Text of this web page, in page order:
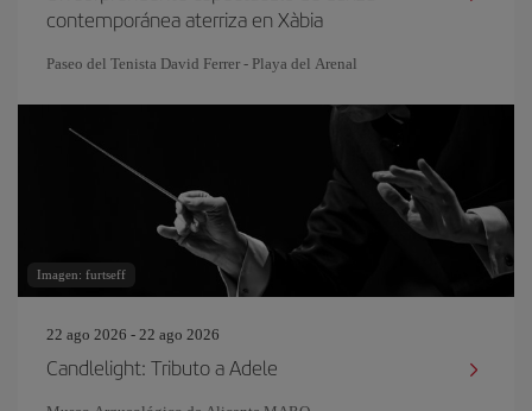
contemporánea aterriza en Xàbia
Paseo del Tenista David Ferrer - Playa del Arenal
Imagen: furtseff
22 ago 2026 - 22 ago 2026
Candlelight: Tributo a Adele